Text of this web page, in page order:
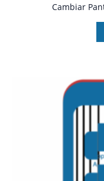
Cambiar